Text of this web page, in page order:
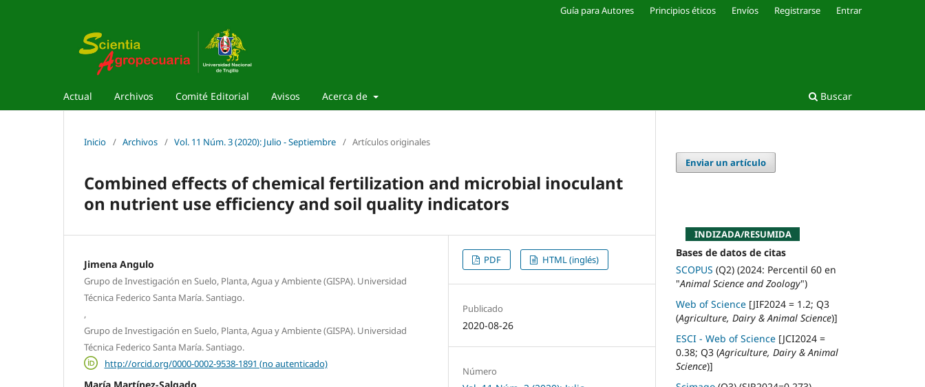
Actual Archivos Comité Editorial Avisos Acerca de Buscar
Guía para Autores Principios éticos Envíos Registrarse Entrar
Inicio / Archivos / Vol. 11 Núm. 3 (2020): Julio - Septiembre / Artículos originales
Combined effects of chemical fertilization and microbial inoculant
on nutrient use efficiency and soil quality indicators
Jimena Angulo
Grupo de Investigación en Suelo, Planta, Agua y Ambiente (GISPA). Universidad
Técnica Federico Santa María. Santiago.
,
Grupo de Investigación en Suelo, Planta, Agua y Ambiente (GISPA). Universidad
Técnica Federico Santa María. Santiago.
http://orcid.org/0000-0002-9538-1891 (no autenticado)
PDF HTML (inglés)
Publicado
2020-08-26
Número
Enviar un artículo
INDIZADA/RESUMIDA
Bases de datos de citas
SCOPUS (Q2) (2024: Percentil 60 en
"Animal Science and Zoology")
Web of Science [JIF2024 = 1.2; Q3
(Agriculture, Dairy & Animal Science)]
ESCI - Web of Science [JCI2024 =
0.38; Q3 (Agriculture, Dairy & Animal
Science)]